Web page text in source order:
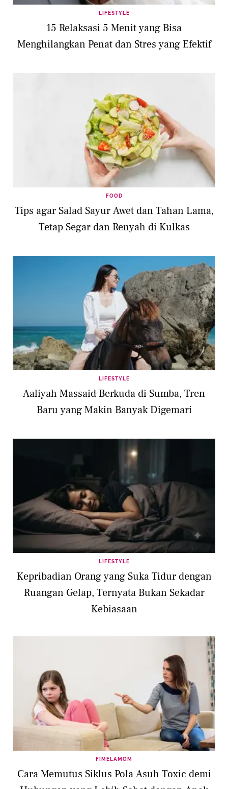
LIFESTYLE
15 Relaksasi 5 Menit yang Bisa
Menghilangkan Penat dan Stres yang Efektif
FOOD
Tips agar Salad Sayur Awet dan Tahan Lama,
Tetap Segar dan Renyah di Kulkas
LIFESTYLE
Aaliyah Massaid Berkuda di Sumba, Tren
Baru yang Makin Banyak Digemari
LIFESTYLE
Kepribadian Orang yang Suka Tidur dengan
Ruangan Gelap, Ternyata Bukan Sekadar
Kebiasaan
FIMELAMOM
Cara Memutus Siklus Pola Asuh Toxic demi